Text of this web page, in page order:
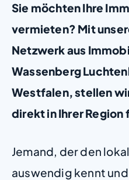
Sie möchten Ihre
vermieten? Mit
Netzwerk aus
Wassenberg
Westfalen, stellen
direkt in Ihrer Region
Jemand, der den
auswendig kennt